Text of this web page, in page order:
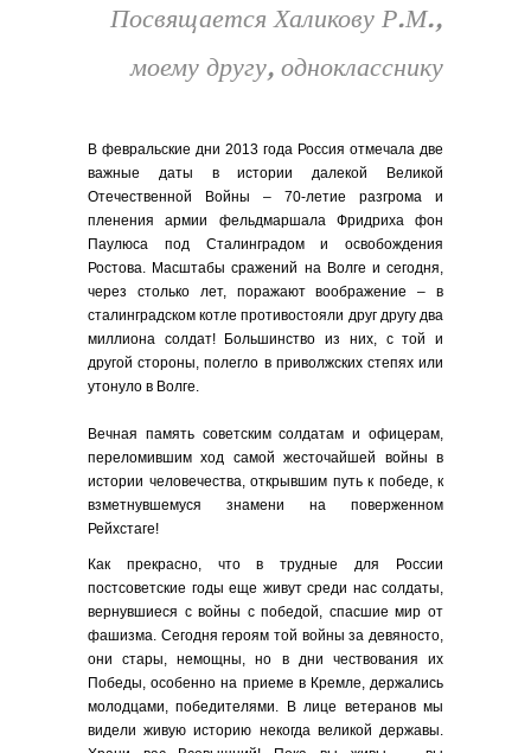
Посвящается Халикову Р.М.,
моему другу, однокласснику
В февральские дни 2013 года Россия отмечала две
важные даты в истории далекой Великой
Отечественной Войны – 70-летие разгрома и
пленения армии фельдмаршала Фридриха фон
Паулюса под Сталинградом и освобождения
Ростова. Масштабы сражений на Волге и сегодня,
через столько лет, поражают воображение – в
сталинградском котле противостояли друг другу два
миллиона солдат! Большинство из них, с той и
другой стороны, полегло в приволжских степях или
утонуло в Волге.
Вечная память советским солдатам и офицерам,
переломившим ход самой жесточайшей войны в
истории человечества, открывшим путь к победе, к
взметнувшемуся знамени на поверженном
Рейхстаге!
Как прекрасно, что в трудные для России
постсоветские годы еще живут среди нас солдаты,
вернувшиеся с войны с победой, спасшие мир от
фашизма. Сегодня героям той войны за девяносто,
они стары, немощны, но в дни чествования их
Победы, особенно на приеме в Кремле, держались
молодцами, победителями. В лице ветеранов мы
видели живую историю некогда великой державы.